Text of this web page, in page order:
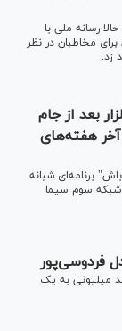
پس از ویژه برنامه های تلویزیونی جام جهانی فوتبال ۲۰۱۸ حالا رسانه ملی با
مخاطبان در نظر
زد.
بعد از جام
برای آخر هفته‌های
برنامه‌ای شبانه
سوم سیما
فردوسی‌پور
میلیونی به یک